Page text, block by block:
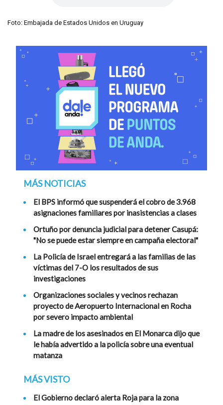
Foto: Embajada de Estados Unidos en Uruguay
MÁS NOTICIAS
El BPS informó que suspenderá el cobro de 3.968
asignaciones familiares por inasistencias a clases
Ortuño por denuncia judicial para detener Casupá:
"No se puede estar siempre en campaña electoral"
La Policía de Israel entregará a las familias de las
víctimas del 7-O los resultados de sus
investigaciones
Organizaciones sociales y vecinos rechazan
proyecto de Aeropuerto Internacional en Rocha
por severo impacto ambiental
La madre de los asesinados en El Monarca dijo que
le había advertido a la policía sobre una eventual
matanza
MÁS VISTO
El Gobierno declaró alerta Roja para la zona